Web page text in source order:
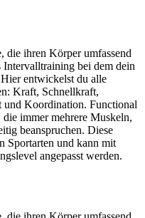
die ihren Körper umfassend
bei dem dein
entwickelst du alle
Kraft, Schnellkraft,
und Koordination. Functional
immer mehrere Muskeln,
beanspruchen. Diese
Sportarten und kann mit
angepasst werden.